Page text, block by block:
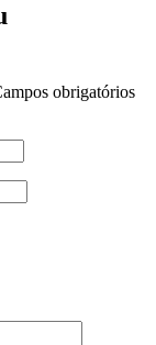
obrigatórios